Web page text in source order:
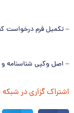
– تکمیل فرم درخواست
– اصل وکپی شناسنامه
اشتراک گزاری در